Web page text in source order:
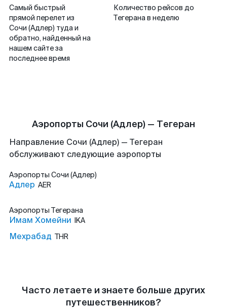
Самый быстрый
прямой перелет из
Сочи (Адлер) туда и
обратно, найденный на
нашем сайте за
последнее время
Количество рейсов до
Тегерана в неделю
Аэропорты Сочи (Адлер) — Тегеран
Направление Сочи (Адлер) — Тегеран
обслуживают следующие аэропорты
Аэропорты Сочи (Адлер)
Адлер AER
Аэропорты Тегерана
Имам Хомейни IKA
Мехрабад THR
Часто летаете и знаете больше других
путешественников?